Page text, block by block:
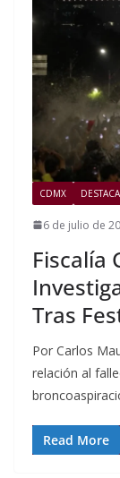
CDMX
6 de julio de
Fiscalía
Tras
Por Carlos
relación al
Read More